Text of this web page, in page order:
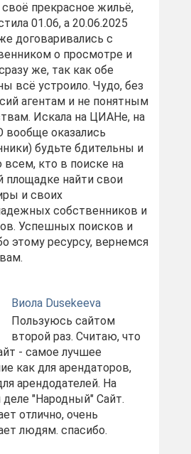
прекрасное жильё,
01.06, а 20.06.2025
договаривались с
о просмотре и
же, так как обе
всё устроило. Чудо, без
агентам и не понятным
Искала на ЦИАНе, на
оказались
будьте бдительны и
кто в поиске на
площадке найти свои
и своих
собственников и
Успешных поисков и
этому ресурсу, вернемся
Виола Dusekeeva
Пользуюсь сайтом
второй раз. Считаю, что
- самое лучшее
как для арендаторов,
арендодателей. На
"Народный" Сайт.
отлично, очень
людям. спасибо.